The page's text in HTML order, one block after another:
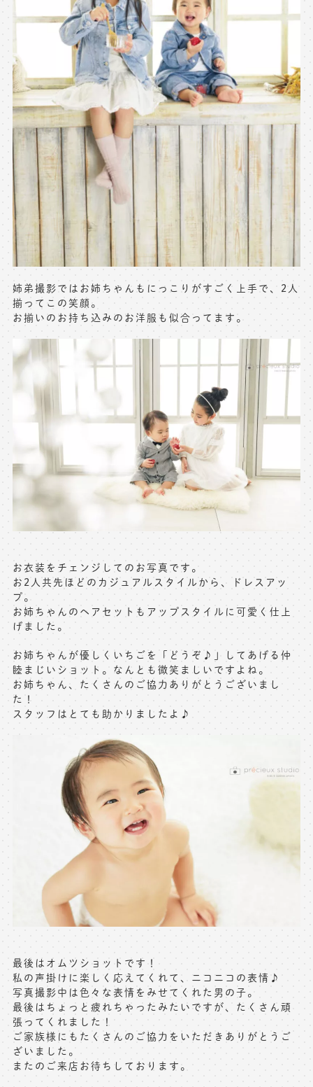
姉弟撮影ではお姉ちゃんもにっこりがすごく上手で、2人
揃ってこの笑顔。
お揃いのお持ち込みのお洋服も似合ってます。
お衣装をチェンジしてのお写真です。
お2人共先ほどのカジュアルスタイルから、ドレスアッ
プ。
お姉ちゃんのヘアセットもアップスタイルに可愛く仕上
げました。
お姉ちゃんが優しくいちごを「どうぞ♪」してあげる仲
睦まじいショット。なんとも微笑ましいですよね。
お姉ちゃん、たくさんのご協力ありがとうございまし
た！
スタッフはとても助かりましたよ♪
最後はオムツショットです！
私の声掛けに楽しく応えてくれて、ニコニコの表情♪
写真撮影中は色々な表情をみせてくれた男の子。
最後はちょっと疲れちゃったみたいですが、たくさん頑
張ってくれました！
ご家族様にもたくさんのご協力をいただきありがとうご
ざいました。
またのご来店お待ちしております。